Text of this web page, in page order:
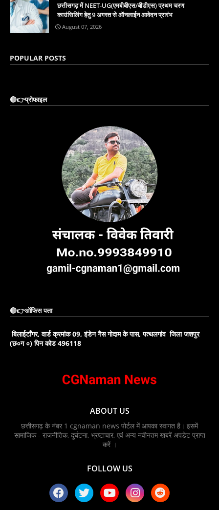
छत्तीसगढ़ में NEET-UG(एमबीबीएस/बीडीएस) प्रथम चरण
काउंसिलिंग हेतु 9 अगस्त से ऑनलाईन आवेदन प्रारंभ
August 07, 2026
POPULAR POSTS
🔴👉प्रोफाइल
🔴👉ऑफिस पता
बिलाईटाँगर, वार्ड क्रमांक 09, इंडेन गैस गोदाम के पास, पत्थलगांव जिला जशपुर
(छ०ग ०) पिन कोड 496118
ABOUT US
छत्तीसगढ़ के नंबर 1 cgnaman news पोर्टल में आपका स्वागत है। इसमें
सामाजिक - राजनीतिक, दुर्घटना, भ्रष्टाचार, एवं अन्य नवीनतम खबरें अपडेट प्राप्त
करें ।
FOLLOW US